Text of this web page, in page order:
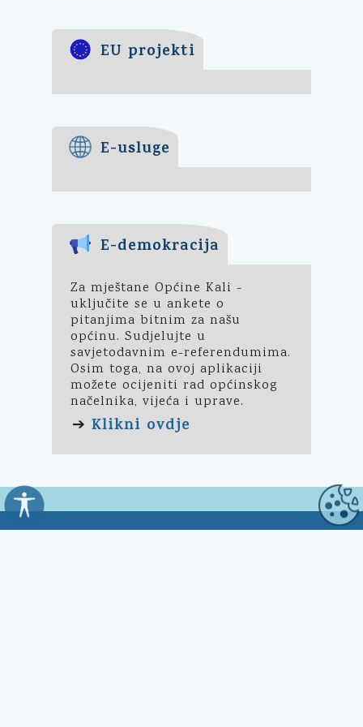
EU projekti
E-usluge
E-demokracija
Za mještane Općine Kali -
uključite se u ankete o
pitanjima bitnim za našu
općinu. Sudjelujte u
savjetodavnim e-referendumima.
Osim toga, na ovoj aplikaciji
možete ocijeniti rad općinskog
načelnika, vijeća i uprave.
➔ Klikni ovdje